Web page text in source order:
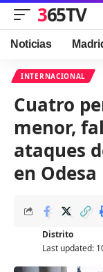
365TV
Noticias
INTERNACIONAL
Cuatro
menor,
ataques
en Odesa
Last updated:
Distrito